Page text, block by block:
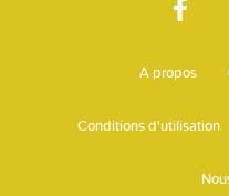
A propos
Conditions d'utilisation